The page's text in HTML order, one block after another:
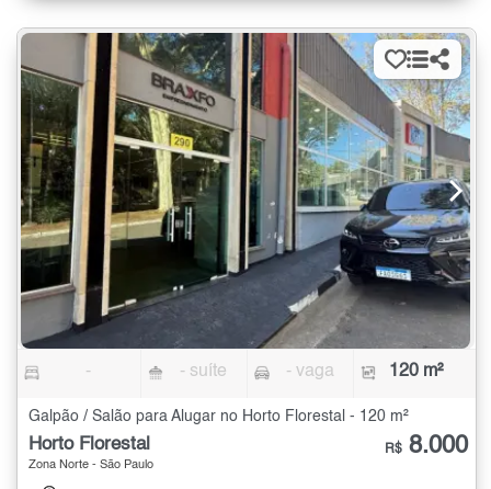
- - suíte - vaga 120 m²
Galpão / Salão para Alugar no Horto Florestal - 120 m²
Horto Florestal
Zona Norte - São Paulo
R$ 8.000